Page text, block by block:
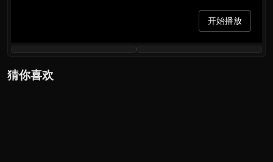
开始播放
猜你喜欢